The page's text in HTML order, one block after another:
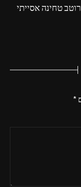
טחינה אסייתי
*